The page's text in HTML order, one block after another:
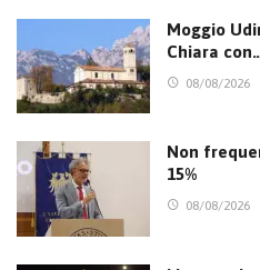
Moggio
Chiara
08/08/2026
Non
15%
08/08/2026